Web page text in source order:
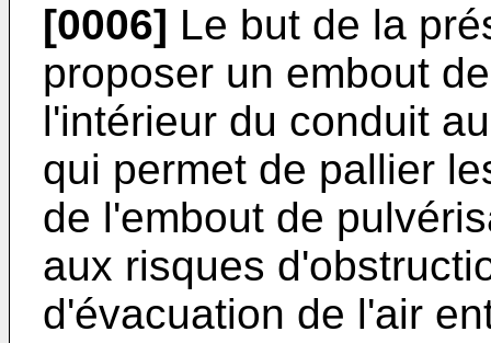
[0006] Le but de la
proposer un embout
l'intérieur du conduit
qui permet de pallier
de l'embout de
aux risques
d'évacuation de l'air